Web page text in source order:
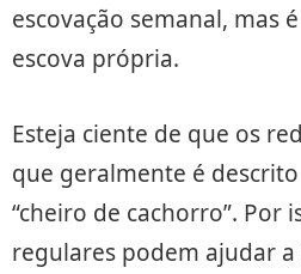
escovação semanal, mas
escova própria.
Esteja ciente de que os
que geralmente é
“cheiro de cachorro”. Por
regulares podem ajudar